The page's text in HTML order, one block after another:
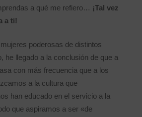
a qué me refiero… ¡Tal vez
a ti!
poderosas de distintos
he llegado a la conclusión de que a
con más frecuencia que a los
a la cultura que
han educado en el servicio a la
que aspiramos a ser «de